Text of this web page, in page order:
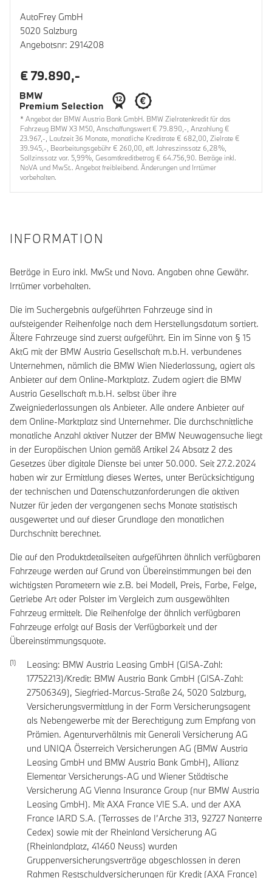
AutoFrey GmbH
5020 Salzburg
Angebotsnr: 2914208
€ 79.890,-
* Angebot der BMW Austria Bank GmbH. BMW Zielratenkredit für das
Fahrzeug BMW X3 M50, Anschaffungswert € 79.890,-, Anzahlung €
23.967,-, Laufzeit 36 Monate, monatliche Kreditrate € 682,00, Zielrate €
39.945,-, Bearbeitungsgebühr € 260,00, eff. Jahreszinssatz 6,28%,
Sollzinssatz var. 5,99%, Gesamtkreditbetrag € 64.756,90. Beträge inkl.
NoVA und MwSt.. Angebot freibleibend. Änderungen und Irrtümer
vorbehalten.
INFORMATION
Beträge in Euro inkl. MwSt und Nova. Angaben ohne Gewähr.
Irrtümer vorbehalten.
Die im Suchergebnis aufgeführten Fahrzeuge sind in
aufsteigender Reihenfolge nach dem Herstellungsdatum sortiert.
Ältere Fahrzeuge sind zuerst aufgeführt. Ein im Sinne von § 15
AktG mit der BMW Austria Gesellschaft m.b.H. verbundenes
Unternehmen, nämlich die BMW Wien Niederlassung, agiert als
Anbieter auf dem Online-Marktplatz. Zudem agiert die BMW
Austria Gesellschaft m.b.H. selbst über ihre
Zweigniederlassungen als Anbieter. Alle andere Anbieter auf
dem Online-Marktplatz sind Unternehmer. Die durchschnittliche
monatliche Anzahl aktiver Nutzer der BMW Neuwagensuche liegt
in der Europäischen Union gemäß Artikel 24 Absatz 2 des
Gesetzes über digitale Dienste bei unter 50.000. Seit 27.2.2024
haben wir zur Ermittlung dieses Wertes, unter Berücksichtigung
der technischen und Datenschutzanforderungen die aktiven
Nutzer für jeden der vergangenen sechs Monate statistisch
ausgewertet und auf dieser Grundlage den monatlichen
Durchschnitt berechnet.
Die auf den Produktdetailseiten aufgeführten ähnlich verfügbaren
Fahrzeuge werden auf Grund von Übereinstimmungen bei den
wichtigsten Parametern wie z.B. bei Modell, Preis, Farbe, Felge,
Getriebe Art oder Polster im Vergleich zum ausgewählten
Fahrzeug ermittelt. Die Reihenfolge der ähnlich verfügbaren
Fahrzeuge erfolgt auf Basis der Verfügbarkeit und der
Übereinstimmungsquote.
Leasing: BMW Austria Leasing GmbH (GISA-Zahl:
17752213)/Kredit: BMW Austria Bank GmbH (GISA-Zahl:
27506349), Siegfried-Marcus-Straße 24, 5020 Salzburg,
Versicherungsvermittlung in der Form Versicherungsagent
als Nebengewerbe mit der Berechtigung zum Empfang von
Prämien. Agenturverhältnis mit Generali Versicherung AG
und UNIQA Österreich Versicherungen AG (BMW Austria
Leasing GmbH und BMW Austria Bank GmbH), Allianz
Elementar Versicherungs-AG und Wiener Städtische
Versicherung AG Vienna Insurance Group (nur BMW Austria
Leasing GmbH). Mit AXA France VIE S.A. und der AXA
France IARD S.A. (Terrasses de I’Arche 313, 92727 Nanterre
Cedex) sowie mit der Rheinland Versicherung AG
(Rheinlandplatz, 41460 Neuss) wurden
Gruppenversicherungsverträge abgeschlossen in deren
Rahmen Restschuldversicherungen für Kredit (AXA France)